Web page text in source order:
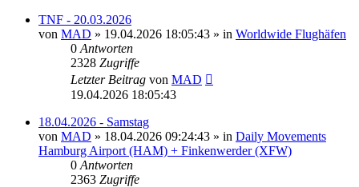
TNF - 20.03.2026
von MAD » 19.04.2026 18:05:43 » in Worldwide Flughäfen
0 Antworten
2328 Zugriffe
Letzter Beitrag von MAD
19.04.2026 18:05:43
18.04.2026 - Samstag
von MAD » 18.04.2026 09:24:43 » in Daily Movements
Hamburg Airport (HAM) + Finkenwerder (XFW)
0 Antworten
2363 Zugriffe